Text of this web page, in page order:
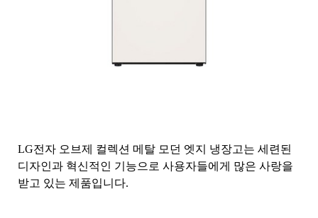
LG전자 오브제 컬렉션 메탈 모던 엣지 냉장고는 세련된
디자인과 혁신적인 기능으로 사용자들에게 많은 사랑을
받고 있는 제품입니다.